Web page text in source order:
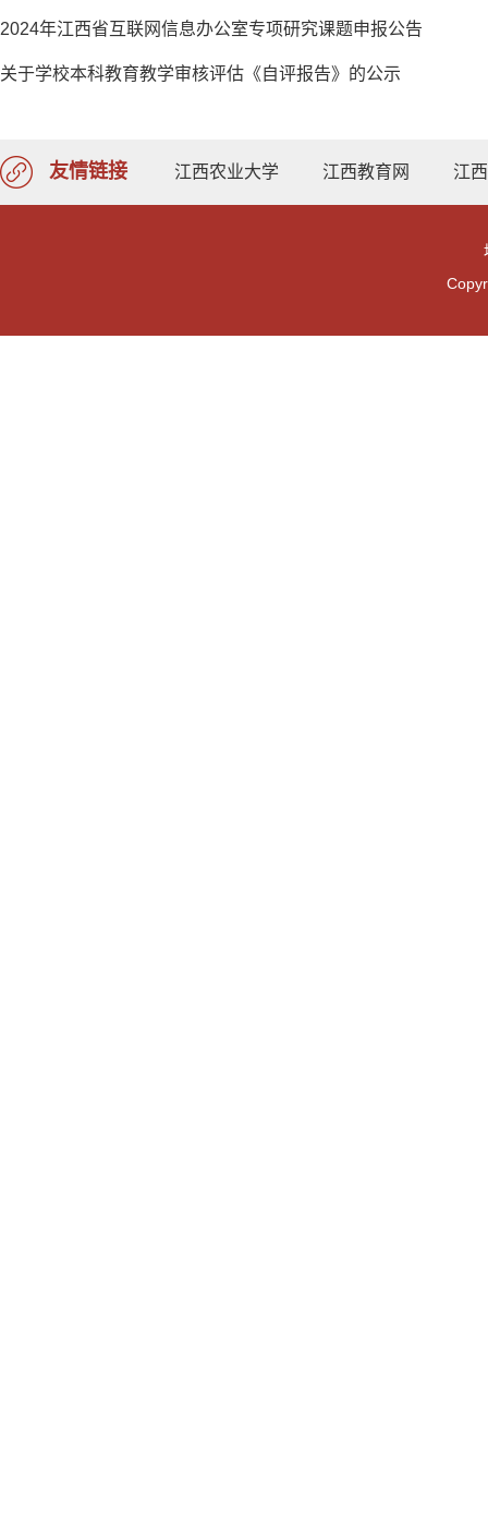
2024年江西省互联网信息办公室专项研究课题申报公告
关于学校本科教育教学审核评估《自评报告》的公示
友情链接 江西农业大学 江西教育网 江